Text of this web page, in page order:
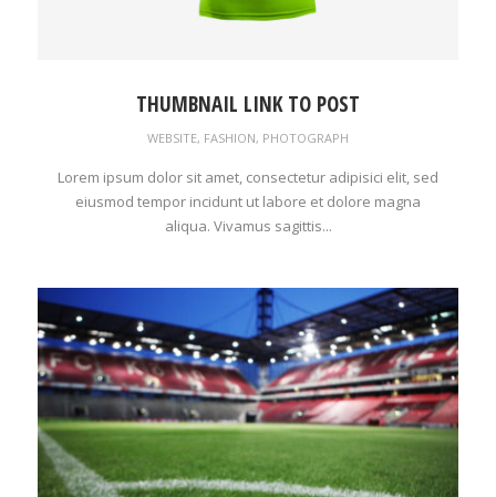
THUMBNAIL LINK TO POST
WEBSITE, FASHION, PHOTOGRAPH
Lorem ipsum dolor sit amet, consectetur adipisici elit, sed
eiusmod tempor incidunt ut labore et dolore magna
aliqua. Vivamus sagittis...